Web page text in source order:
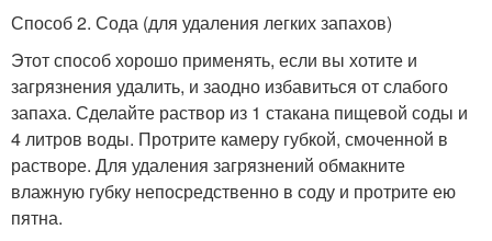
Способ 2. Сода (для удаления легких запахов)
Этот способ хорошо применять, если вы хотите и
загрязнения удалить, и заодно избавиться от слабого
запаха. Сделайте раствор из 1 стакана пищевой соды и
4 литров воды. Протрите камеру губкой, смоченной в
растворе. Для удаления загрязнений обмакните
влажную губку непосредственно в соду и протрите ею
пятна.